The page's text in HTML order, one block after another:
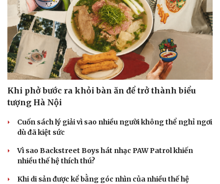
Khi phở bước ra khỏi bàn ăn để trở thành biểu
tượng Hà Nội
Cuốn sách lý giải vì sao nhiều người không thể nghỉ ngơi
dù đã kiệt sức
Vì sao Backstreet Boys hát nhạc PAW Patrol khiến
nhiều thế hệ thích thú?
Khi di sản được kể bằng góc nhìn của nhiều thế hệ